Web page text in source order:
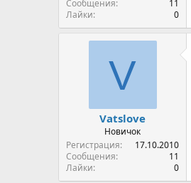
Сообщения
11
Лайки
0
V
Vatslove
Новичок
Регистрация
17.10.2010
Сообщения
11
Лайки
0